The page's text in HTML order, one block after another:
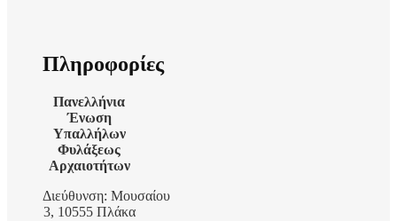
Πληροφορίες
Πανελλήνια
Ένωση
Υπαλλήλων
Φυλάξεως
Αρχαιοτήτων
Διεύθυνση: Μουσαίου
3, 10555 Πλάκα